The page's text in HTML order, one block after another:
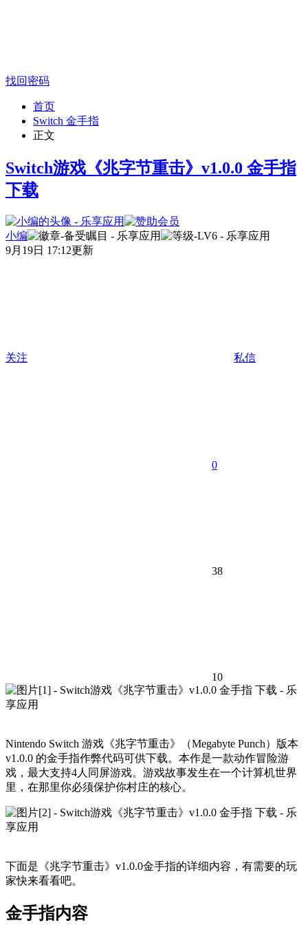
找回密码
首页
Switch 金手指
正文
Switch游戏《兆字节重击》v1.0.0 金手指
下载
小编
9月19日 17:12更新
关注 私信
0
38
10
Nintendo Switch 游戏《兆字节重击》（Megabyte Punch）版本
v1.0.0 的金手指作弊代码可供下载。本作是一款动作冒险游
戏，最大支持4人同屏游戏。游戏故事发生在一个计算机世界
里，在那里你必须保护你村庄的核心。
下面是《兆字节重击》v1.0.0金手指的详细内容，有需要的玩
家快来看看吧。
金手指内容